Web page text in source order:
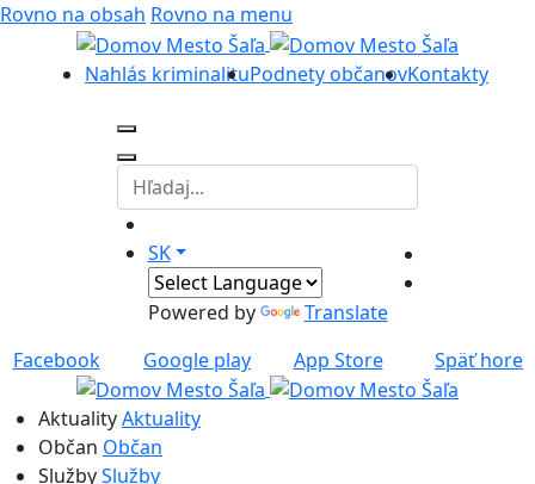
Rovno na obsah Rovno na menu
Nahlás kriminalituPodnety občanovKontakty
SK
Powered by
Translate
Facebook
Google play App Store Späť hore
AktualityAktuality
Občan Občan
SlužbySlužby